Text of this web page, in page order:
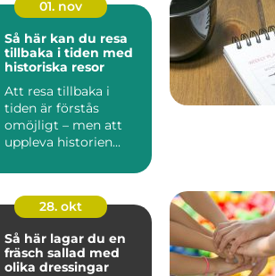
01. nov
Så här kan du resa
tillbaka i tiden med
historiska resor
Att resa tillbaka i
tiden är förstås
omöjligt – men att
uppleva historien...
28. okt
Så här lagar du en
fräsch sallad med
olika dressingar